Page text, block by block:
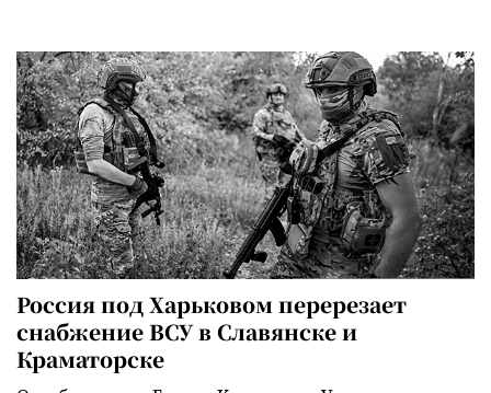
Россия под Харьковом перерезает
снабжение ВСУ в Славянске и
Краматорске